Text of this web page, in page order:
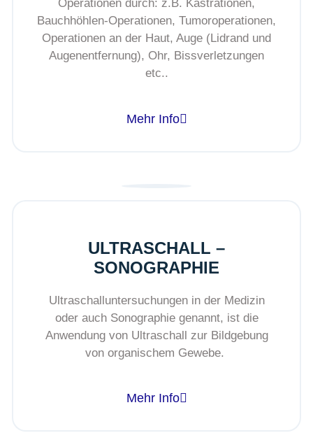
Operationen durch: z.B. Kastrationen,
Bauchhöhlen-Operationen, Tumoroperationen,
Operationen an der Haut, Auge (Lidrand und
Augenentfernung), Ohr, Bissverletzungen
etc..
Mehr Info
ULTRASCHALL –
SONOGRAPHIE
Ultraschalluntersuchungen in der Medizin
oder auch Sonographie genannt, ist die
Anwendung von Ultraschall zur Bildgebung
von organischem Gewebe.
Mehr Info